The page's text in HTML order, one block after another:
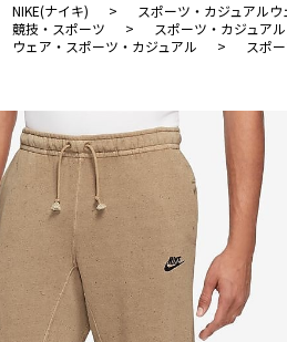
NIKE(ナイキ) > スポーツ・カジュアルウ
競技・スポーツ > スポーツ・カジュア
ウェア・スポーツ・カジュアル > スポ